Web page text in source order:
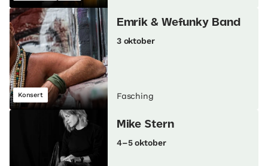
Konsert
Emrik & Wefunky Band
3 oktober
Fasching
Mike Stern
4–5 oktober